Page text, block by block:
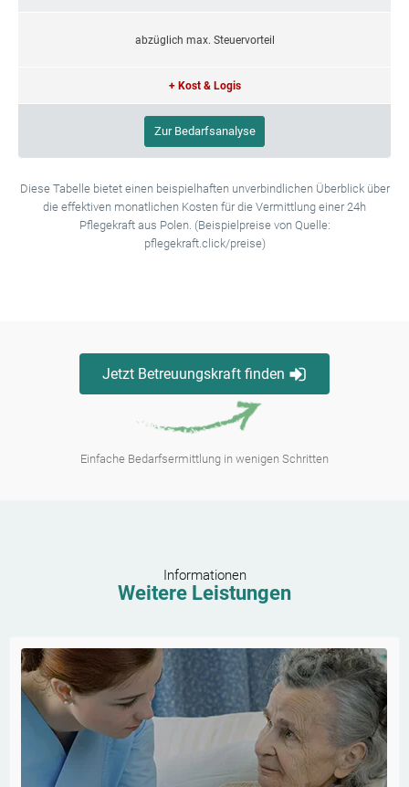
abzüglich max. Steuervorteil
+ Kost & Logis
Zur Bedarfsanalyse
Diese Tabelle bietet einen beispielhaften unverbindlichen Überblick über
die effektiven monatlichen Kosten für die Vermittlung einer 24h
Pflegekraft aus Polen. (Beispielpreise von Quelle:
pflegekraft.click/preise)
Jetzt Betreuungskraft finden
Einfache Bedarfsermittlung in wenigen Schritten
Informationen
Weitere Leistungen